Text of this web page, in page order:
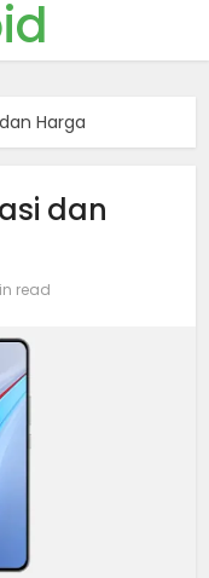
Harga
dan
read